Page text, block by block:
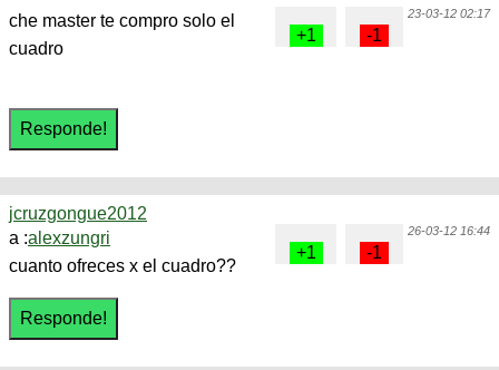
23-03-12 02:17
che master te compro solo el
cuadro
jcruzgongue2012
26-03-12 16:44
a :alexzungri
cuanto ofreces x el cuadro??